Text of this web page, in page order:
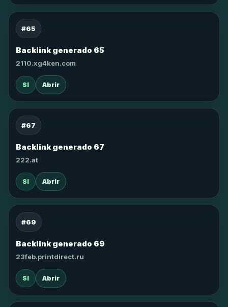
#65
Backlink generado 65
2110.xg4ken.com
SI Abrir
#67
Backlink generado 67
222.at
SI Abrir
#69
Backlink generado 69
23feb.printdirect.ru
SI Abrir